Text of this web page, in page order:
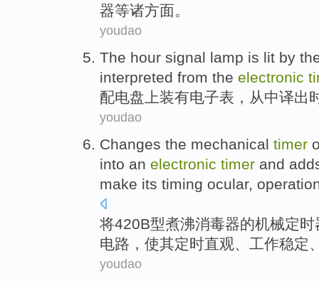
器等诸方面。
youdao
The hour signal lamp is lit by
interpreted from the electronic
配电盘 上装有电子表 ，从中译出
youdao
Changes the mechanical timer
into an electronic timer and
make its timing ocular,
将420B型煮沸消毒器的机械定时
电路 ， 使其定时直观、 工作稳定
youdao